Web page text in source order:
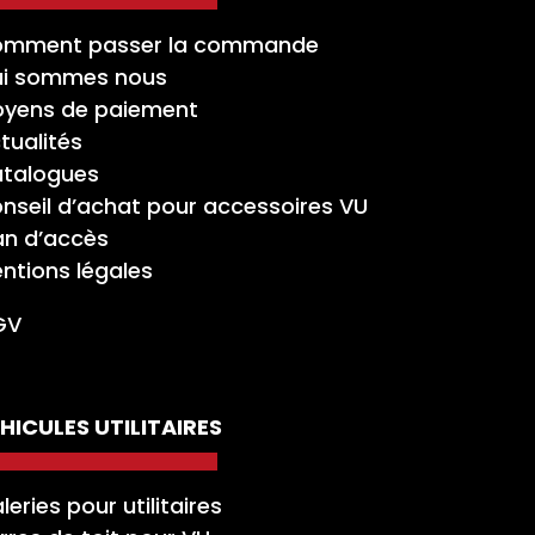
passer la commande
sommes nous
de paiement
d’achat pour accessoires VU
d’accès
légales
UTILITAIRES
pour utilitaires